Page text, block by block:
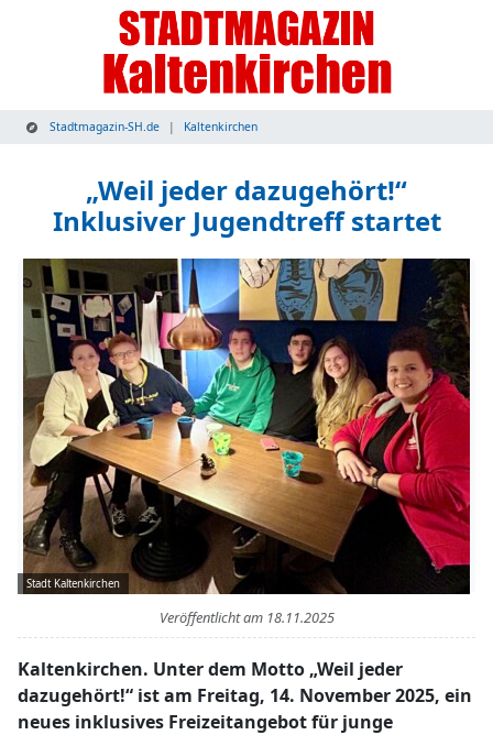
Stadtmagazin-SH.de Kaltenkirchen
„Weil jeder dazugehört!“
Inklusiver Jugendtreff startet
Stadt Kaltenkirchen
Veröffentlicht am 18.11.2025
Kaltenkirchen. Unter dem Motto „Weil jeder
dazugehört!“ ist am Freitag, 14. November 2025, ein
neues inklusives Freizeitangebot für junge